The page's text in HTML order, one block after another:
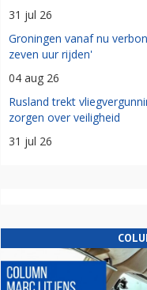
31 jul 26
Groningen vanaf nu
zeven uur rijden'
04 aug 26
Rusland trekt
zorgen over veiligheid
31 jul 26